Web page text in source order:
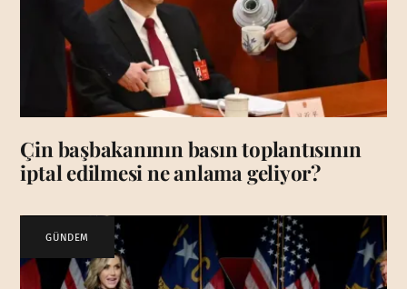
Çin başbakanının basın toplantısının
iptal edilmesi ne anlama geliyor?
GÜNDEM